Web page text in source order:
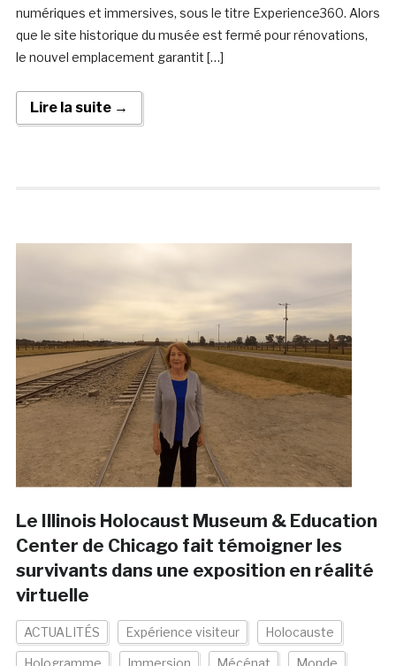
numériques et immersives, sous le titre Experience360. Alors
que le site historique du musée est fermé pour rénovations,
le nouvel emplacement garantit […]
Lire la suite →
Le Illinois Holocaust Museum & Education
Center de Chicago fait témoigner les
survivants dans une exposition en réalité
virtuelle
ACTUALITÉS Expérience visiteur Holocauste